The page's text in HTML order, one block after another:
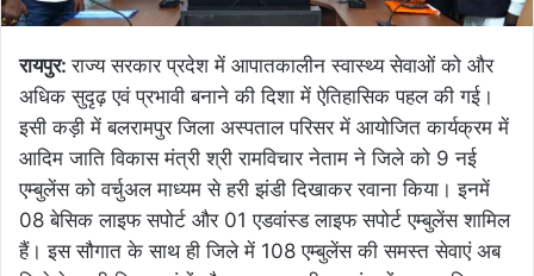
रायपुर:राज्य सरकार प्रदेश में आपातकालीन स्वास्थ्य सेवाओं को और
अधिक सुदृढ़ एवं प्रभावी बनाने की दिशा में ऐतिहासिक पहल की गई।
इसी कड़ी में बलरामपुर जिला अस्पताल परिसर में आयोजित कार्यक्रम में
आदिम जाति विकास मंत्री श्री रामविचार नेताम ने जिले को 9 नई
एम्बुलेंस को वर्चुअल माध्यम से हरी झंडी दिखाकर रवाना किया। इनमें
08 बेसिक लाइफ सपोर्ट और 01 एडवांस्ड लाइफ सपोर्ट एम्बुलेंस शामिल
हैं। इस सौगात के साथ ही जिले में 108 एम्बुलेंस की समस्त सेवाएं अब